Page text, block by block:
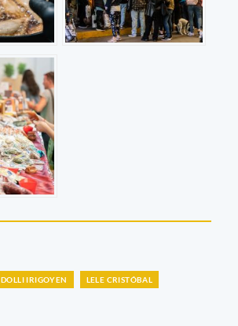
DOLLI IRIGOYEN LELE CRISTÓBAL